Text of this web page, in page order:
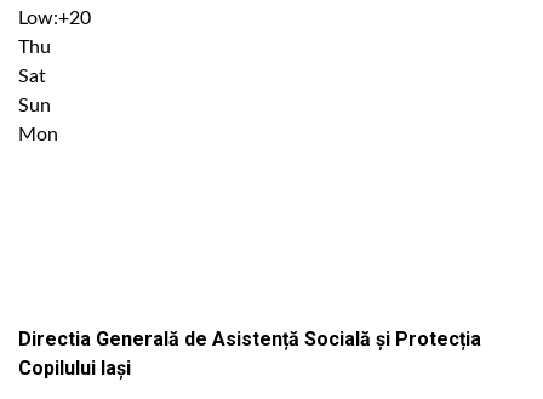
Low:+20
Thu
Sat
Sun
Mon
Directia Generală de Asistență Socială și Protecția
Copilului Iași